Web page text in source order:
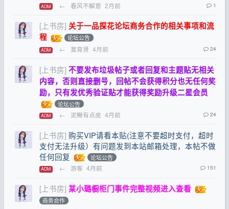
ADM ← 春风不解意 2月前 1
[上书房] 关于一品探花论坛商务合作的相关事项和流
程
论坛公告
ADM ← 莫育贤 4月前 24
[上书房] 不要发布垃圾帖子或者回复和主题贴无相关
内容，否则直接删号，回帖不会获得积分也无任何奖
励，只有发优秀验证贴才能获得奖励升级二星会员
论坛公告
ADM ← 泥鳅有点皮 4月前 24
[上书房] 购买VIP请看本贴(注意不要超时支付，超时
支付无法升级）有问题发到本站邮箱处理，本帖不做
任何回复
论坛公告
ADM ← 游客 4月前 151
[上书房] 某小璐橱柜门事件完整视频进入查看
商务合作